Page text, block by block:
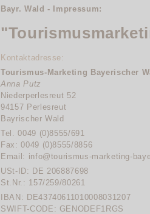
Bayr. Wald - Impressum:
Kontaktadresse:
Tourismus-Marketing Bayerischer
Anna Putz
Niederperlesreut 52
94157 Perlesreut
Bayrischer Wald
Tel. 0049 (0)8555/691
Fax: 0049 (0)8555/8856
Email: info@tourismus-marketing-
USt-ID: DE 206887698
St.Nr.: 157/259/80261
IBAN: DE43740611010008031207
SWIFT-CODE: GENODEF1RGS